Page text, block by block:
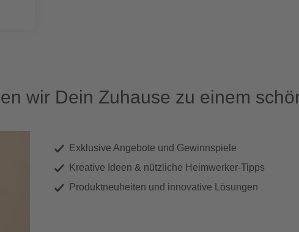
wir Dein Zuhause zu einem
Exklusive Angebote und Gewinnspiele
Kreative Ideen & nützliche Heimwerker-Tipps
Produktneuheiten und innovative Lösungen